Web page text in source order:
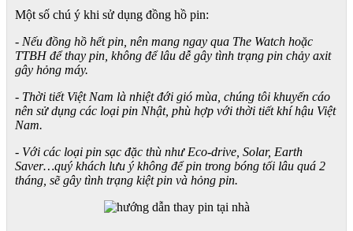
Một số chú ý khi sử dụng đồng hồ pin:
- Nếu đồng hồ hết pin, nên mang ngay qua The Watch hoặc
TTBH để thay pin, không để lâu dễ gây tình trạng pin chảy axit
gây hỏng máy.
- Thời tiết Việt Nam là nhiệt đới gió mùa, chúng tôi khuyến cáo
nên sử dụng các loại pin Nhật, phù hợp với thời tiết khí hậu Việt
Nam.
- Với các loại pin sạc đặc thù như Eco-drive, Solar, Earth
Saver…quý khách lưu ý không để pin trong bóng tối lâu quá 2
tháng, sẽ gây tình trạng kiệt pin và hỏng pin.